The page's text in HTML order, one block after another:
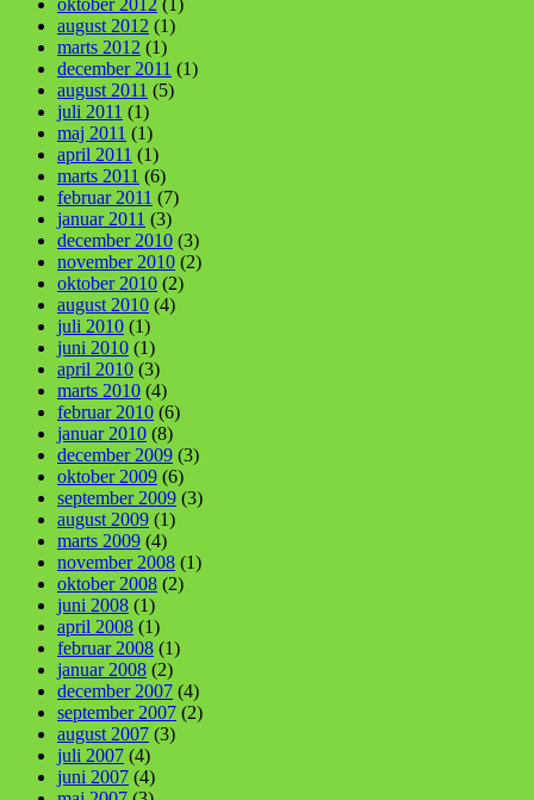
august 2012 (1)
marts 2012 (1)
december 2011 (1)
august 2011 (5)
juli 2011 (1)
maj 2011 (1)
april 2011 (1)
marts 2011 (6)
februar 2011 (7)
januar 2011 (3)
december 2010 (3)
november 2010 (2)
oktober 2010 (2)
august 2010 (4)
juli 2010 (1)
juni 2010 (1)
april 2010 (3)
marts 2010 (4)
februar 2010 (6)
januar 2010 (8)
december 2009 (3)
oktober 2009 (6)
september 2009 (3)
august 2009 (1)
marts 2009 (4)
november 2008 (1)
oktober 2008 (2)
juni 2008 (1)
april 2008 (1)
februar 2008 (1)
januar 2008 (2)
december 2007 (4)
september 2007 (2)
august 2007 (3)
juli 2007 (4)
juni 2007 (4)